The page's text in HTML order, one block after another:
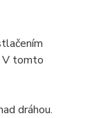
V tomto
dráhou.